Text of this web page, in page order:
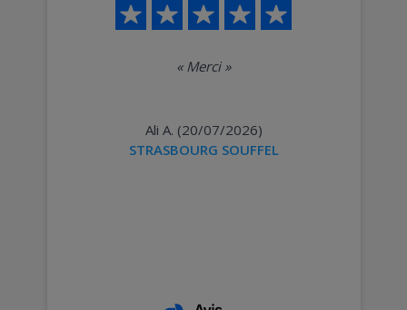
« Merci»
Ali A. (20/07/2026)
STRASBOURG SOUFFEL